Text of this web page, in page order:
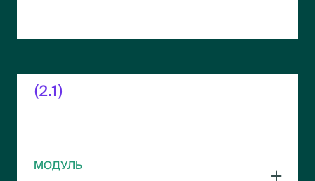
(2.1)
МОДУЛЬ